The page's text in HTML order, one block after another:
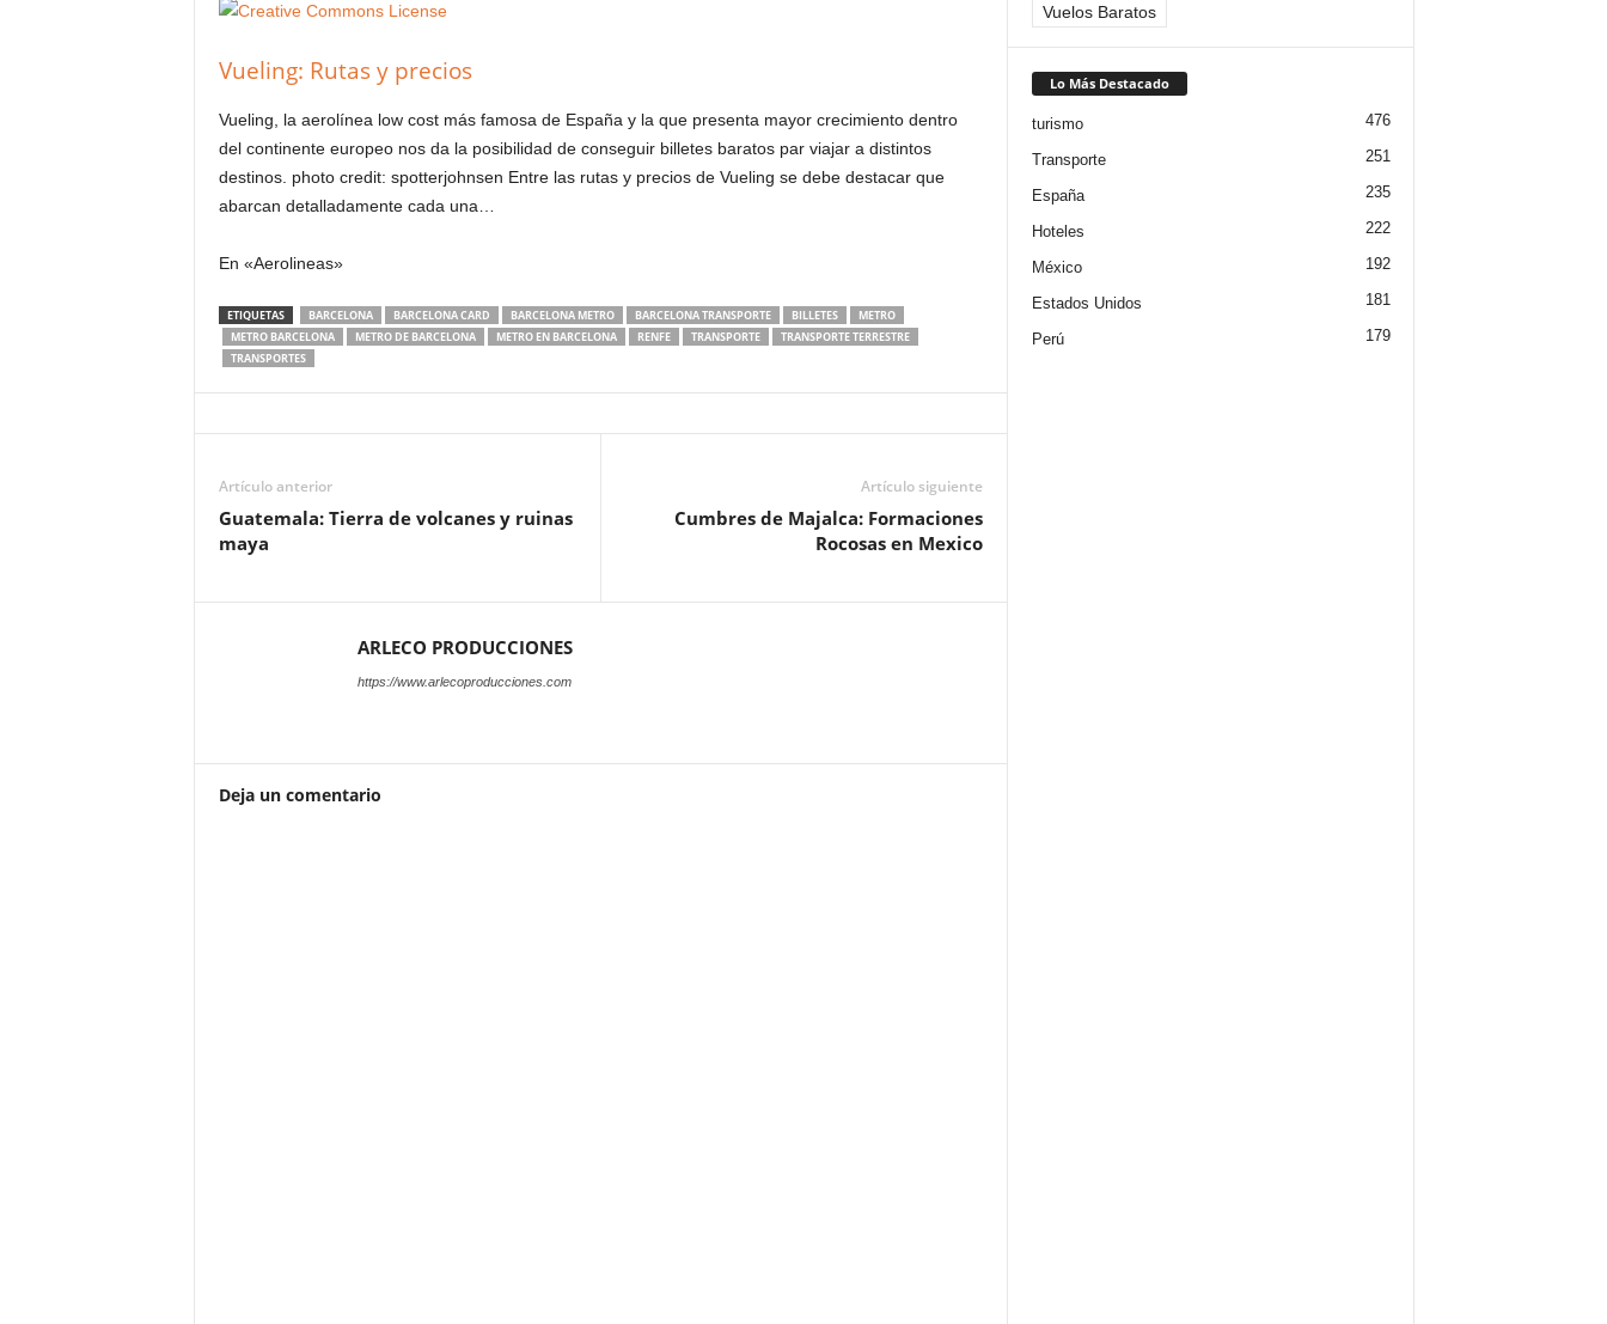
Vueling: Rutas y precios
Vueling, la aerolínea low cost más famosa de España y la que presenta mayor crecimiento dentro
del continente europeo nos da la posibilidad de conseguir billetes baratos par viajar a distintos
destinos. photo credit: spotterjohnsen Entre las rutas y precios de Vueling se debe destacar que
abarcan detalladamente cada una…
En «Aerolineas»
ETIQUETAS BARCELONA BARCELONA CARD BARCELONA METRO BARCELONA TRANSPORTE BILLETES
METRO
METRO BARCELONA
METRO DE BARCELONA METRO EN BARCELONA RENFE TRANSPORTE
TRANSPORTE TERRESTRE
TRANSPORTES
Artículo anterior
Guatemala: Tierra de volcanes y ruinas
maya
Artículo siguiente
Cumbres de Majalca: Formaciones
Rocosas en Mexico
ARLECO PRODUCCIONES
https://www.arlecoproducciones.com
Deja un comentario
Vuelos Baratos
Lo Más Destacado
turismo 476
Transporte 251
España 235
Hoteles 222
México 192
Estados Unidos 181
Perú 179